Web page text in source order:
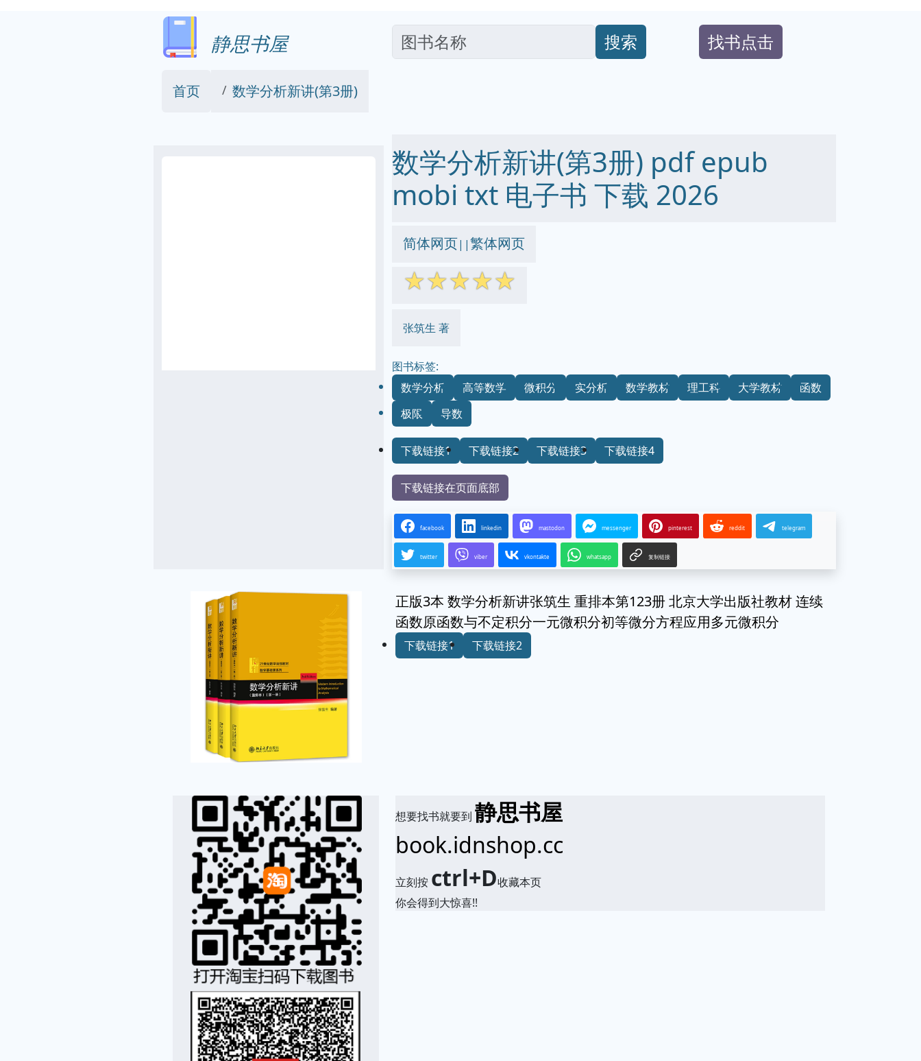
静思书屋 搜索 找书点击
首页 数学分析新讲(第3册)
数学分析新讲(第3册) pdf epub
mobi txt 电子书 下载 2026
简体网页||繁体网页
☆☆☆☆☆
张筑生 著
图书标签:
数学分析
高等数学 微积分 实分析 数学教材 理工科 大学教材
函数
极限
导数
下载链接1 下载链接2 下载链接3 下载链接4
下载链接在页面底部
facebook linkedin mastodon messenger pinterest reddit telegram
twitter viber vkontakte whatsapp 复制链接
正版3本 数学分析新讲张筑生 重排本第123册 北京大学出版社教材 连续
函数原函数与不定积分一元微积分初等微分方程应用多元微积分
下载链接1 下载链接2
想要找书就要到静思书屋
book.idnshop.cc
立刻按 ctrl+D收藏本页
你会得到大惊喜!!